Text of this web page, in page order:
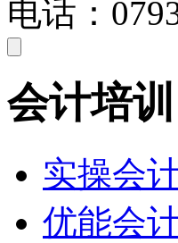
电话：
会计培训
实操会
优能会